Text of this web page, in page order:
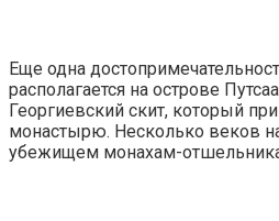
Еще одна
располагается на острове
Георгиевский скит, который
монастырю. Несколько веков
убежищем монахам-